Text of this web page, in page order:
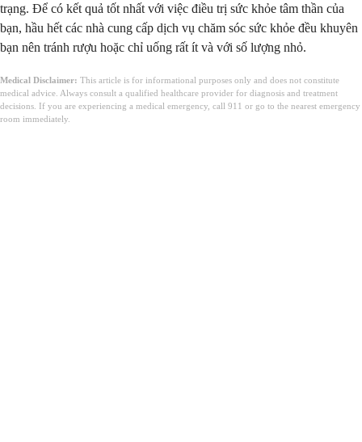
trạng. Để có kết quả tốt nhất với việc điều trị sức khỏe tâm thần của
bạn, hầu hết các nhà cung cấp dịch vụ chăm sóc sức khỏe đều khuyên
bạn nên tránh rượu hoặc chỉ uống rất ít và với số lượng nhỏ.
Medical Disclaimer: This article is for informational purposes only and does not constitute
medical advice. Always consult a qualified healthcare provider for diagnosis and treatment
decisions. If you are experiencing a medical emergency, call 911 or go to the nearest emergency
room immediately.